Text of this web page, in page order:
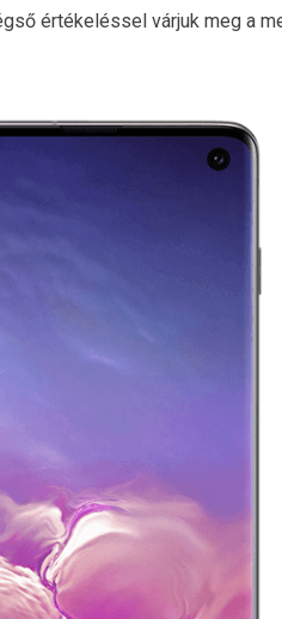
értékeléssel várjuk meg a